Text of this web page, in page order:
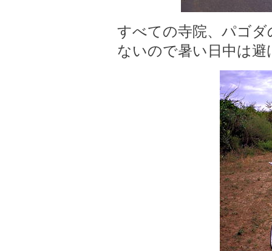
すべての寺院、パゴ
ないので暑い日中は避